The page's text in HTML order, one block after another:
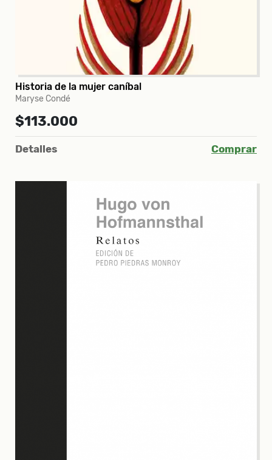
Historia de la mujer caníbal
Maryse Condé
$113.000
Detalles Comprar